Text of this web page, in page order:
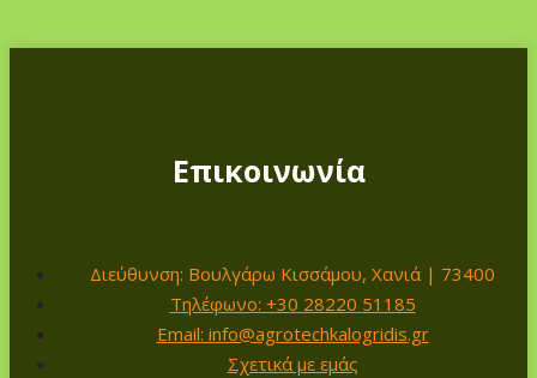
Επικοινωνία
Διεύθυνση: Βουλγάρω Κισσάμου, Χανιά | 73400
Τηλέφωνο: +30 28220 51185
Email: info@agrotechkalogridis.gr
Σχετικά με εμάς